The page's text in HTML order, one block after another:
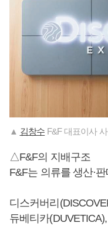
▲ 김창수 F&F 대표이사
△F&F의 지배구조
F&F는 의류를 생산·
디스커버리
듀베티카